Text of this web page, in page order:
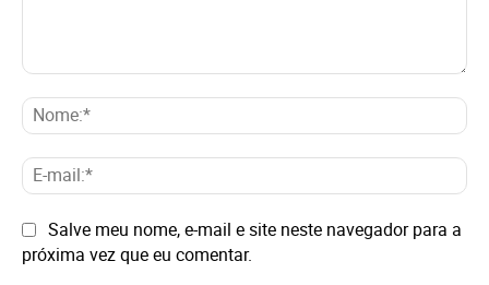
E-
Site: Salve meu nome, e-mail e site neste navegador para a
próxima vez que eu comentar.